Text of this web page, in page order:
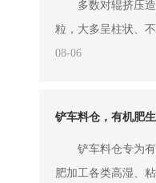
多数对辊挤压造
粒，大多呈柱状、
面粗糙，不仅粉尘
用于肥料颗粒后期
理，改善颗粒外观
线提质增效的核心
08-06
铲车料仓，有机肥
铲车料仓专为有
肥加工各类高湿、